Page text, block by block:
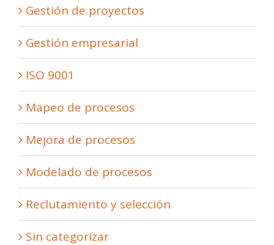
Gestión de proyectos
Gestión empresarial
ISO 9001
Mapeo de procesos
Mejora de procesos
Modelado de procesos
Reclutamiento y selección
Sin categorizar